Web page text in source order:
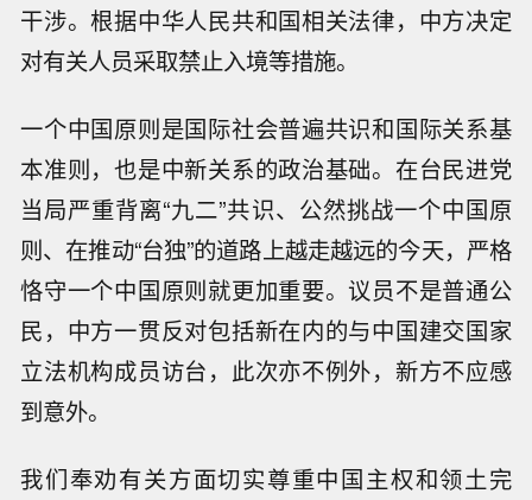
干涉。根据中华人民共和国相关法律，中方决定
对有关人员采取禁止入境等措施。
一个中国原则是国际社会普遍共识和国际关系基
本准则，也是中新关系的政治基础。在台民进党
当局严重背离“九二”共识、公然挑战一个中国原
则、在推动“台独”的道路上越走越远的今天，严格
恪守一个中国原则就更加重要。议员不是普通公
民，中方一贯反对包括新在内的与中国建交国家
立法机构成员访台，此次亦不例外，新方不应感
到意外。
我们奉劝有关方面切实尊重中国主权和领土完